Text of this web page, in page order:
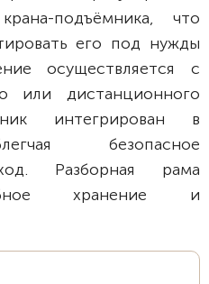
подъёмника, что
его под нужды
осуществляется с
или дистанционного
интегрирован в
безопасное
Разборная рама
хранение и